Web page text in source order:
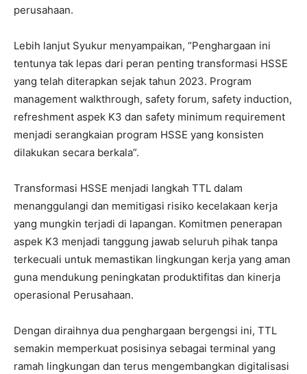
perusahaan.
Lebih lanjut Syukur menyampaikan, “Penghargaan ini
tentunya tak lepas dari peran penting transformasi HSSE
yang telah diterapkan sejak tahun 2023. Program
management walkthrough, safety forum, safety induction,
refreshment aspek K3 dan safety minimum requirement
menjadi serangkaian program HSSE yang konsisten
dilakukan secara berkala”.
Transformasi HSSE menjadi langkah TTL dalam
menanggulangi dan memitigasi risiko kecelakaan kerja
yang mungkin terjadi di lapangan. Komitmen penerapan
aspek K3 menjadi tanggung jawab seluruh pihak tanpa
terkecuali untuk memastikan lingkungan kerja yang aman
guna mendukung peningkatan produktifitas dan kinerja
operasional Perusahaan.
Dengan diraihnya dua penghargaan bergengsi ini, TTL
semakin memperkuat posisinya sebagai terminal yang
ramah lingkungan dan terus mengembangkan digitalisasi